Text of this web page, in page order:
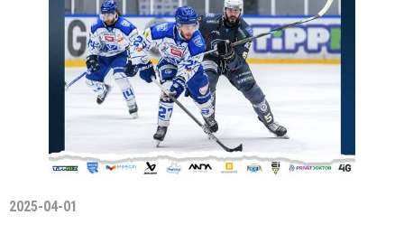
2025-04-01